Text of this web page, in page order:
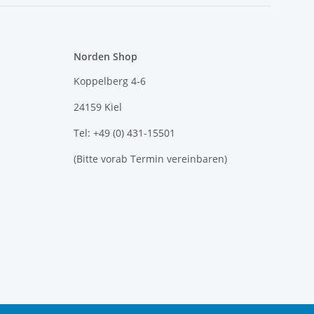
Norden Shop
Koppelberg 4-6
24159 Kiel
Tel: +49 (0) 431-15501
(Bitte vorab Termin vereinbaren)